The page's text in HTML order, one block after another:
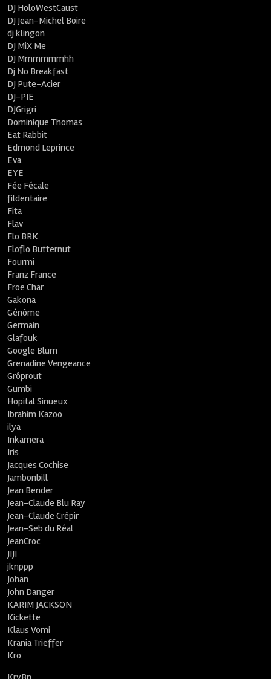
DJ HoloWestCaust
DJ Jean-Michel Boire
dj klingon
DJ MiX Me
DJ Mmmmmmhh
Dj No Breakfast
DJ Pute-Acier
DJ-PIE
DJGrigri
Dominique Thomas
Eat Rabbit
Edmond Leprince
Eva
EYE
Fée Fécale
fildentaire
Fita
Flav
Flo BRK
Floflo Butternut
Fourmi
Franz France
Froe Char
Gakona
Génôme
Germain
Glafouk
Google Blum
Grenadine Vengeance
Grôprout
Gumbi
Hopital Sinueux
Ibrahim Kazoo
ilya
Inkamera
Iris
Jacques Cochise
Jambonbill
Jean Bender
Jean-Claude Blu Ray
Jean-Claude Crépir
Jean-Seb du Réal
JeanCroc
JIJI
jknppp
Johan
John Danger
KARIM JACKSON
Kickette
Klaus Vomi
Krania Trieffer
Kro